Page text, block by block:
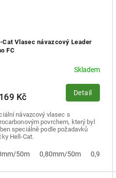
Cat Vlasec návazcový Leader
FC
Skladem
169 Kč Detail
návazcový vlasec s
povrchem, který byl
speciálně podle požadavků
Hell-Cat.
50m 0,80mm/50m